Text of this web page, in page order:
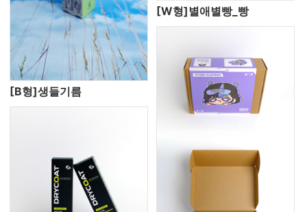
[B형]생들기름
[W형]별애별빵_빵